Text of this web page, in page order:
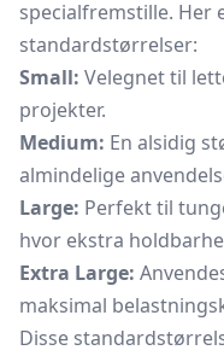
specialfremstille. Her
standardstørrelser:
Small: Velegnet til
projekter.
Medium: En alsidig
almindelige
Large: Perfekt til
hvor ekstra
Extra Large:
maksimal
Disse